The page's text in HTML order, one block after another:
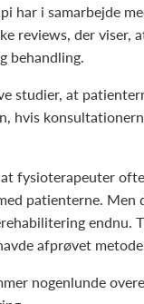
har i samarbejde
reviews, der
behandling.
studier, at
hvis
fysioterapeuter
patienterne.
endnu.
afprøvet
nogenlunde